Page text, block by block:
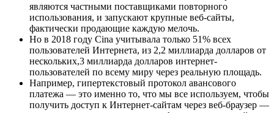
являются частными поставщиками повторного
использования, и запускают крупные веб-сайты,
фактически продающие каждую мелочь.
Но в 2018 году Cina учитывала только 51% всех
пользователей Интернета, из 2,2 миллиарда долларов от
нескольких,3 миллиарда долларов интернет-
пользователей по всему миру через реальную площадь.
Например, гипертекстовый протокол авансового
платежа — это именно то, что мы все используем, чтобы
получить доступ к Интернет-сайтам через веб-браузер —